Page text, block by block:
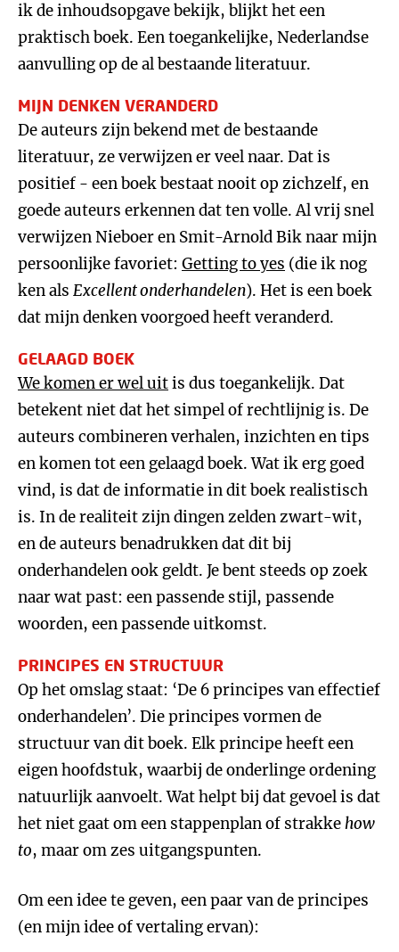
ik de inhoudsopgave bekijk, blijkt het een
praktisch boek. Een toegankelijke, Nederlandse
aanvulling op de al bestaande literatuur.
MIJN DENKEN VERANDERD
De auteurs zijn bekend met de bestaande
literatuur, ze verwijzen er veel naar. Dat is
positief - een boek bestaat nooit op zichzelf, en
goede auteurs erkennen dat ten volle. Al vrij snel
verwijzen Nieboer en Smit-Arnold Bik naar mijn
persoonlijke favoriet: Getting to yes (die ik nog
ken als Excellent onderhandelen). Het is een boek
dat mijn denken voorgoed heeft veranderd.
GELAAGD BOEK
We komen er wel uitis dus toegankelijk. Dat
betekent niet dat het simpel of rechtlijnig is. De
auteurs combineren verhalen, inzichten en tips
en komen tot een gelaagd boek. Wat ik erg goed
vind, is dat de informatie in dit boek realistisch
is. In de realiteit zijn dingen zelden zwart-wit,
en de auteurs benadrukken dat dit bij
onderhandelen ook geldt. Je bent steeds op zoek
naar wat past: een passende stijl, passende
woorden, een passende uitkomst.
PRINCIPES EN STRUCTUUR
Op het omslag staat: ‘De 6 principes van effectief
onderhandelen’. Die principes vormen de
structuur van dit boek. Elk principe heeft een
eigen hoofdstuk, waarbij de onderlinge ordening
natuurlijk aanvoelt. Wat helpt bij dat gevoel is dat
het niet gaat om een stappenplan of strakkehow
to, maar om zes uitgangspunten.
Om een idee te geven, een paar van de principes
(en mijn idee of vertaling ervan):